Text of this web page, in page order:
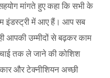
मांगते हुए कहा कि सभी के
इंडस्ट्री में आए हैं। आप सब
आपकी उम्मीदों से बढ़कर काम
तक ले जाने की कोशिश
और टेक्नीशियन अच्छी